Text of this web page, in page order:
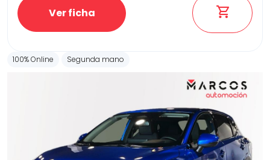
Ver ficha
100% Online Segunda mano